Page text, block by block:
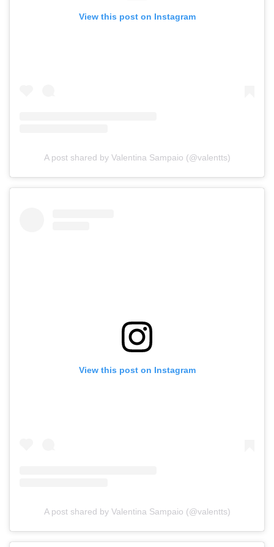
View this post on Instagram
A post shared by Valentina Sampaio (@valentts)
View this post on Instagram
A post shared by Valentina Sampaio (@valentts)